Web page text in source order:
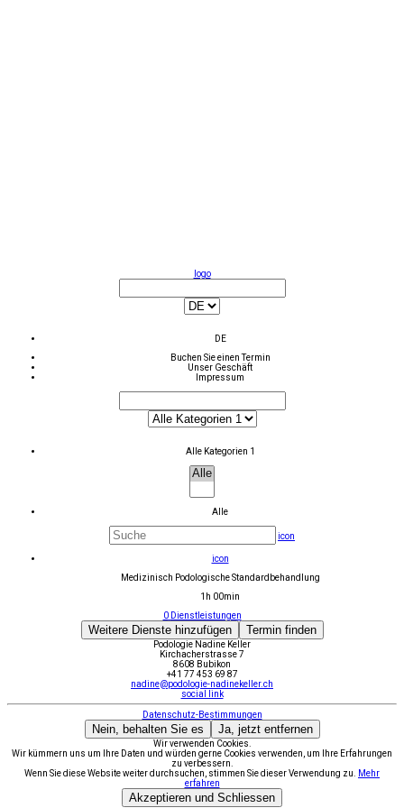
logo
DE
Buchen Sie einen Termin
Unser Geschäft
Impressum
Alle Kategorien 1
Alle
icon
icon
Medizinisch Podologische Standardbehandlung
1h 00min
0 Dienstleistungen
Weitere Dienste hinzufügen Termin finden
Podologie Nadine Keller
Kirchacherstrasse 7
8608 Bubikon
+41 77 453 69 87
nadine@podologie-nadinekeller.ch
social link
Datenschutz-Bestimmungen
Nein, behalten Sie es Ja, jetzt entfernen
Wir verwenden Cookies.
Wir kümmern uns um Ihre Daten und würden gerne Cookies verwenden, um Ihre Erfahrungen
zu verbessern.
Wenn Sie diese Website weiter durchsuchen, stimmen Sie dieser Verwendung zu.
Mehr
erfahren
Akzeptieren und Schliessen